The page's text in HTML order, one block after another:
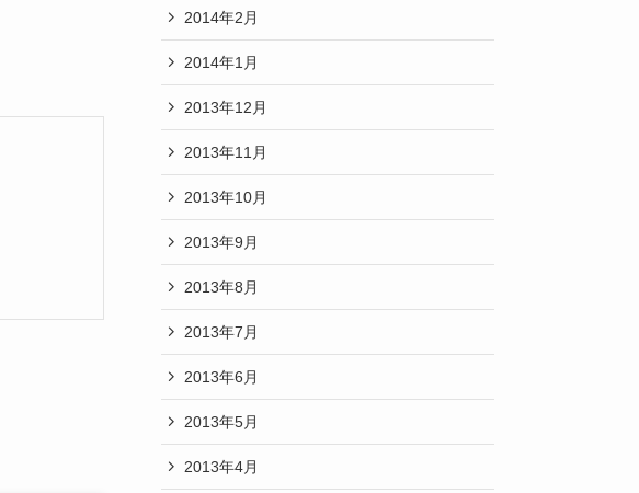
2014年2月
2014年1月
2013年12月
2013年11月
2013年10月
2013年9月
2013年8月
2013年7月
2013年6月
2013年5月
2013年4月